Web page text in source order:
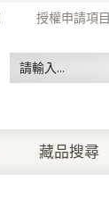
授權申請項目
藏品搜尋